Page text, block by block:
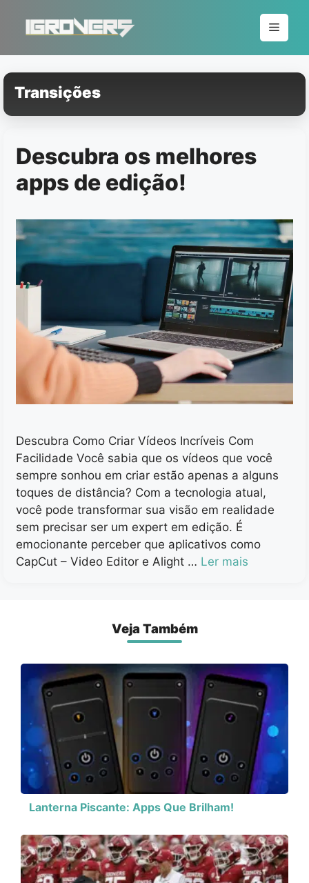
conteúdo
Menu
Transições
Descubra os melhores
apps de edição!
Descubra Como Criar Vídeos Incríveis Com
Facilidade Você sabia que os vídeos que você
sempre sonhou em criar estão apenas a alguns
toques de distância? Com a tecnologia atual,
você pode transformar sua visão em realidade
sem precisar ser um expert em edição. É
emocionante perceber que aplicativos como
CapCut – Video Editor e Alight … Ler mais
Veja Também
Lanterna Piscante: Apps Que Brilham!